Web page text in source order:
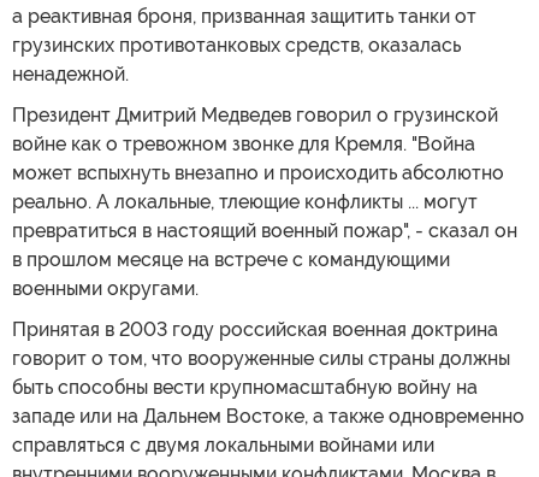
а реактивная броня, призванная защитить танки от
грузинских противотанковых средств, оказалась
ненадежной.
Президент Дмитрий Медведев говорил о грузинской
войне как о тревожном звонке для Кремля. "Война
может вспыхнуть внезапно и происходить абсолютно
реально. А локальные, тлеющие конфликты ... могут
превратиться в настоящий военный пожар", - сказал он
в прошлом месяце на встрече с командующими
военными округами.
Принятая в 2003 году российская военная доктрина
говорит о том, что вооруженные силы страны должны
быть способны вести крупномасштабную войну на
западе или на Дальнем Востоке, а также одновременно
справляться с двумя локальными войнами или